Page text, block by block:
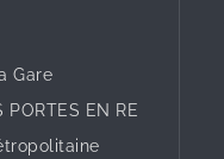
Gare
PORTES EN RE